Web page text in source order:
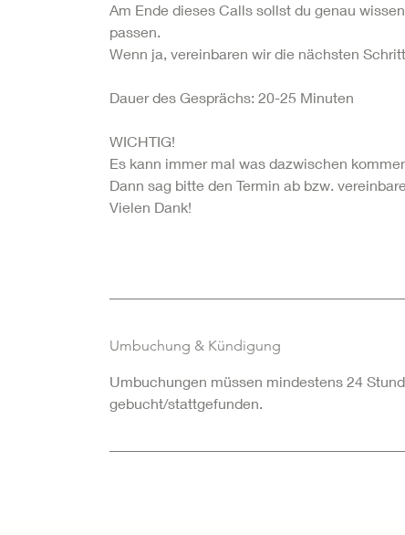
Am Ende dieses Calls sollst du genau
passen.
Wenn ja, vereinbaren wir die nächsten
Dauer des Gesprächs: 20-25 Minuten
WICHTIG!
Es kann immer mal was dazwischen
Dann sag bitte den Termin ab bzw.
Vielen Dank!
Umbuchung & Kündigung
Umbuchungen müssen mindestens 24
gebucht/stattgefunden.